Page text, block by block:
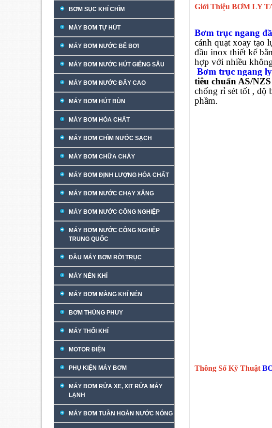
BƠM SỤC KHÍ CHÌM
MÁY BƠM TỰ HÚT
MÁY BƠM NƯỚC BỂ BƠI
MÁY BƠM NƯỚC HÚT GIẾNG SÂU
MÁY BƠM NƯỚC ĐẨY CAO
MÁY BƠM HÚT BÙN
MÁY BƠM HÓA CHẤT
MÁY BƠM CHÌM NƯỚC SẠCH
MÁY BƠM CHỮA CHÁY
MÁY BƠM ĐỊNH LƯỢNG HÓA CHẤT
MÁY BƠM NƯỚC CHẠY XĂNG
MÁY BƠM NƯỚC CÔNG NGHIỆP
MÁY BƠM NƯỚC CÔNG NGHIỆP
TRUNG QUỐC
ĐẦU MÁY BƠM RỜI TRỤC
MÁY NÉN KHÍ
MÁY BƠM MÀNG KHÍ NÉN
BƠM THÙNG PHUY
MÁY THỔI KHÍ
MOTOR ĐIỆN
PHỤ KIỆN MÁY BƠM
MÁY BƠM RỬA XE, XỊT RỬA MÁY
LẠNH
MÁY BƠM TUẦN HOÀN NƯỚC NÓNG
Giới Thiệu BƠM LY
Bơm trục ngang
cánh quạt xoay tạo
đầu inox thiết kế
hợp với nhiều
Bơm trục ngang
tiêu chuẩn AS/
chống rỉ sét tốt , độ
phầm.
Thông Số Kỹ Thuật